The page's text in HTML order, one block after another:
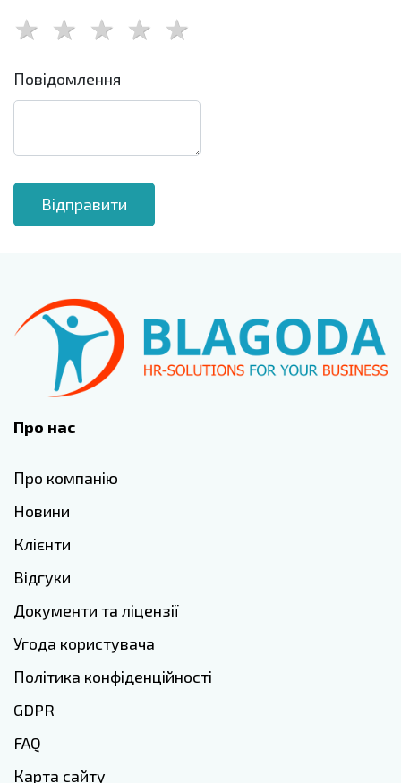
Повідомлення
Про нас
Про компанію
Новини
Клієнти
Відгуки
Документи та ліцензії
Угода користувача
Політика конфіденційності
GDPR
FAQ
Карта сайту